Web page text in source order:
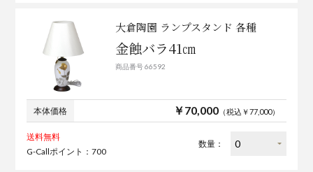
大倉陶園 ランプスタンド 各種
金蝕バラ41㎝
商品番号 66592
本体価格 ￥70,000（税込￥77,000）
送料無料
G-Callポイント：700
数量：